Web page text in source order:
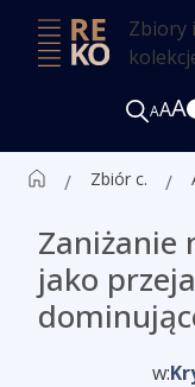
Zbiory i
AAA
Zbiór czasopism ALK
Zaniżanie
jako
w: